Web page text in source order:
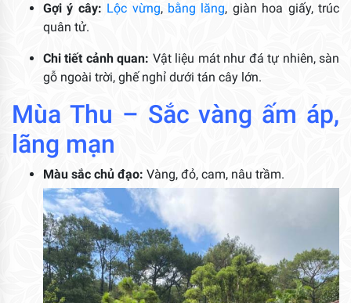
Gợi ý cây: Lộc vừng, bằng lăng, giàn hoa giấy, trúc
quân tử.
Chi tiết cảnh quan: Vật liệu mát như đá tự nhiên, sàn
gỗ ngoài trời, ghế nghỉ dưới tán cây lớn.
Mùa Thu – Sắc vàng ấm áp,
lãng mạn
Màu sắc chủ đạo: Vàng, đỏ, cam, nâu trầm.